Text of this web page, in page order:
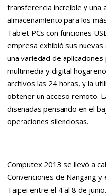
transferencia increíble y una
almacenamiento para los
Tablet PCs con funciones
empresa exhibió sus nuevas
una variedad de
multimedia y digital
archivos las 24 horas, y la
obtener un acceso remoto.
diseñadas pensando en el
operaciones silenciosas.
Computex 2013 se llevó a
Convenciones de Nangang
Taipei entre el 4 al 8 de junio.